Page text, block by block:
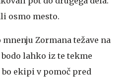
osmo mesto.
Zormana težave na
bodo lahko iz te tekme
ekipi v pomoč pred